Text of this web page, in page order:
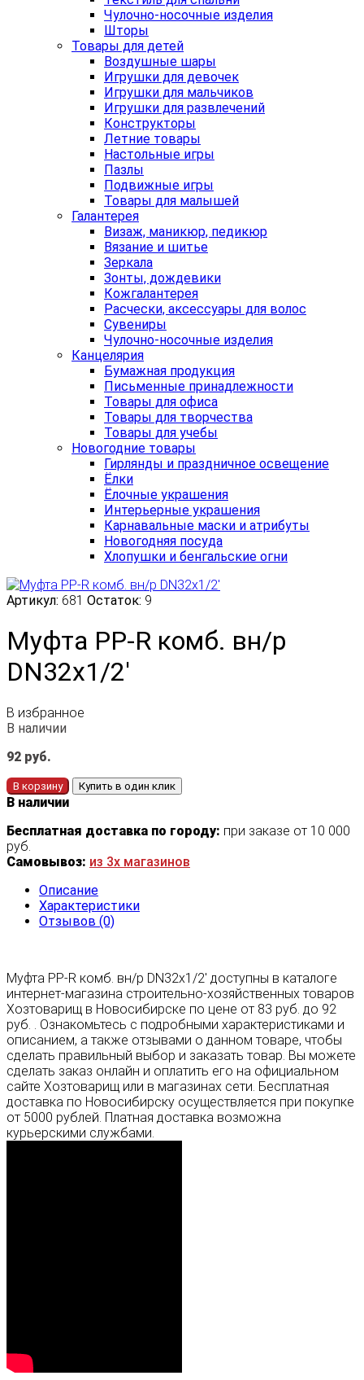
Чулочно-носочные изделия
Шторы
Товары для детей
Воздушные шары
Игрушки для девочек
Игрушки для мальчиков
Игрушки для развлечений
Конструкторы
Летние товары
Настольные игры
Пазлы
Подвижные игры
Товары для малышей
Галантерея
Визаж, маникюр, педикюр
Вязание и шитье
Зеркала
Зонты, дождевики
Кожгалантерея
Расчески, аксессуары для волос
Сувениры
Чулочно-носочные изделия
Канцелярия
Бумажная продукция
Письменные принадлежности
Товары для офиса
Товары для творчества
Товары для учебы
Новогодние товары
Гирлянды и праздничное освещение
Ёлки
Ёлочные украшения
Интерьерные украшения
Карнавальные маски и атрибуты
Новогодняя посуда
Хлопушки и бенгальские огни
Артикул: 681 Остаток: 9
Муфта PP-R комб. вн/р
DN32х1/2'
В избранное
В наличии
92 руб.
В корзину Купить в один клик
В наличии
Бесплатная доставка по городу: при заказе от 10 000
руб.
Самовывоз: из 3х магазинов
Описание
Характеристики
Отзывов (0)
Муфта PP-R комб. вн/р DN32х1/2' доступны в каталоге
интернет-магазина строительно-хозяйственных товаров
Хозтоварищ в Новосибирске по цене от 83 руб. до 92
руб. . Ознакомьтесь с подробными характеристиками и
описанием, а также отзывами о данном товаре, чтобы
сделать правильный выбор и заказать товар. Вы можете
сделать заказ онлайн и оплатить его на официальном
сайте Хозтоварищ или в магазинах сети. Бесплатная
доставка по Новосибирску осуществляется при покупке
от 5000 рублей. Платная доставка возможна
курьерскими службами.